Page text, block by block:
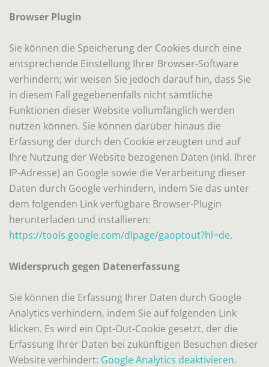
Browser Plugin
Sie können die Speicherung der Cookies durch eine
entsprechende Einstellung Ihrer Browser-Software
verhindern; wir weisen Sie jedoch darauf hin, dass Sie
in diesem Fall gegebenenfalls nicht sämtliche
Funktionen dieser Website vollumfänglich werden
nutzen können. Sie können darüber hinaus die
Erfassung der durch den Cookie erzeugten und auf
Ihre Nutzung der Website bezogenen Daten (inkl. Ihrer
IP-Adresse) an Google sowie die Verarbeitung dieser
Daten durch Google verhindern, indem Sie das unter
dem folgenden Link verfügbare Browser-Plugin
herunterladen und installieren:
https://tools.google.com/dlpage/gaoptout?hl=de.
Widerspruch gegen Datenerfassung
Sie können die Erfassung Ihrer Daten durch Google
Analytics verhindern, indem Sie auf folgenden Link
klicken. Es wird ein Opt-Out-Cookie gesetzt, der die
Erfassung Ihrer Daten bei zukünftigen Besuchen dieser
Website verhindert: Google Analytics deaktivieren.